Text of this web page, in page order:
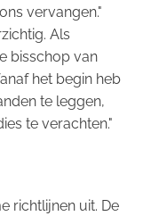
vervangen."
Als
bisschop van
het begin heb
te leggen,
te verachten."
richtlijnen uit. De